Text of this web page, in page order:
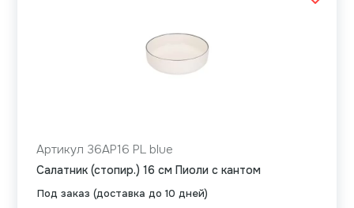
Под заказ (доставка до 10 дней)
Артикул 36AP16 PL blue
Салатник (стопир.) 16 см Пиоли с кантом